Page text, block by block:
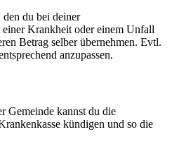
den du bei deiner
Krankheit oder einem Unfall
Betrag selber übernehmen. Evtl.
anzupassen.
Gemeinde kannst du die
kündigen und so die